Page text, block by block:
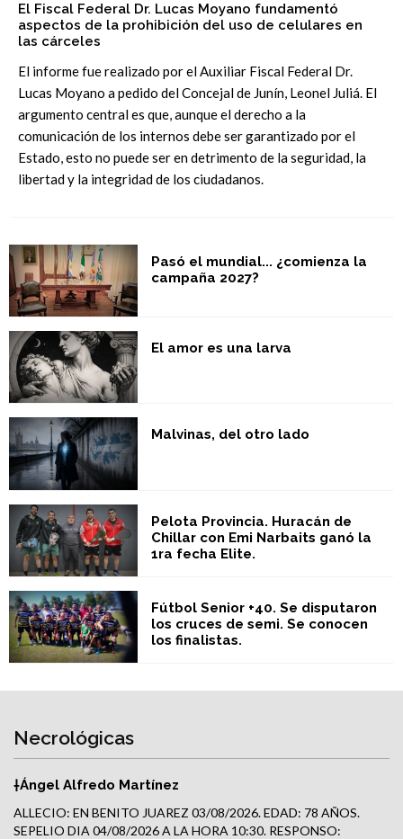
El Fiscal Federal Dr. Lucas Moyano fundamentó
aspectos de la prohibición del uso de celulares en
las cárceles
El informe fue realizado por el Auxiliar Fiscal Federal Dr.
Lucas Moyano a pedido del Concejal de Junín, Leonel Juliá. El
argumento central es que, aunque el derecho a la
comunicación de los internos debe ser garantizado por el
Estado, esto no puede ser en detrimento de la seguridad, la
libertad y la integridad de los ciudadanos.
Pasó el mundial... ¿comienza la
campaña 2027?
El amor es una larva
Malvinas, del otro lado
Pelota Provincia. Huracán de
Chillar con Emi Narbaits ganó la
1ra fecha Elite.
Fútbol Senior +40. Se disputaron
los cruces de semi. Se conocen
los finalistas.
Necrológicas
†Ángel Alfredo Martínez
ALLECIO: EN BENITO JUAREZ 03/08/2026. EDAD: 78 AÑOS.
SEPELIO DIA 04/08/2026 A LA HORA 10:30. RESPONSO: